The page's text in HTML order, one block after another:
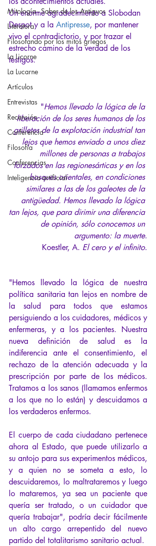
Mitología - Saber de los Antiguos
Literatura
Filosofando por los mitos griegos
La Licorne
La Lucarne
Artículos
Entrevistas
Recensión
Conferencia
Filosofía
Conferencias
Inteligencia artificial
Un enorme agradecimiento a Slobodan
Despot y a la Antipresse, por mantener
vivo el contradictorio, y por trazar el
estrecho camino de la verdad de los
testigos.
"Hemos llevado la lógica de la
liberación de los seres humanos de los
grilletes de la explotación industrial tan
lejos que hemos enviado a unos diez
millones de personas a trabajos
forzados en las regionesárticas y en los
bosques orientales, en condiciones
similares a las de los galeotes de la
antigüedad. Hemos llevado la lógica
tan lejos, que para dirimir una diferencia
de opinión, sólo conocemos un
argumento: la muerte.
Koestler, A. El cero y el infinito.
"Hemos llevado la lógica de nuestra
política sanitaria tan lejos en nombre de
la salud para todos que estamos
persiguiendo a los cuidadores, médicos y
enfermeras, y a los pacientes. Nuestra
nueva definición de salud es la
indiferencia ante el consentimiento, el
rechazo de la atención adecuada y la
prescripción por parte de los médicos.
Tratamos a los sanos (llamamos enfermos
a los que no lo están) y descuidamos a
los verdaderos enfermos.
El cuerpo de cada ciudadano pertenece
ahora al Estado, que puede utilizarlo a
su antojo para sus experimentos médicos,
y a quien no se someta a esto, lo
descuidaremos, lo maltrataremos y luego
lo mataremos, ya sea un paciente que
quería ser tratado, o un cuidador que
quería trabajar", podría decir fácilmente
un alto cargo arrepentido del nuevo
partido del totalitarismo sanitario actual.